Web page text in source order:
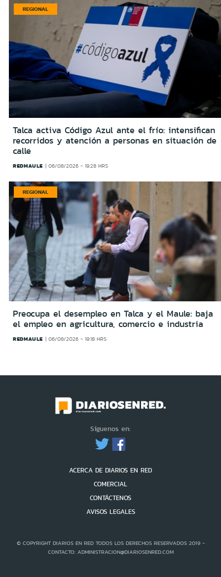
REGIONAL
Talca activa Código Azul ante el frío: intensifican
recorridos y atención a personas en situación de
calle
REDMAULE 06/08/2026 - 19:28 HRS
REGIONAL
Preocupa el desempleo en Talca y el Maule: baja
el empleo en agricultura, comercio e industria
REDMAULE 06/08/2026 - 19:18 HRS
Síguenos en:
ACERCA DE DIARIOS EN RED
COMERCIAL
CONTÁCTENOS
AVISOS LEGALES
© COPYRIGHT DIARIOS EN RED TODOS LOS DERECHOS RESERVADOS 2019 -
CONTACTO: ADMINISTRACION@DIARIOSENRED.COM